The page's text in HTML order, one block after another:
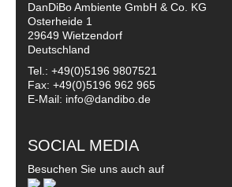
DanDiBo Ambiente GmbH & Co. KG
Osterheide 1
29649 Wietzendorf
Deutschland
Tel.: +49(0)5196 9807521
Fax: +49(0)5196 962 965
E-Mail: info@dandibo.de
SOCIAL MEDIA
Besuchen Sie uns auch auf